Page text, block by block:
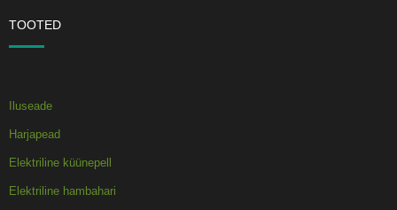
TOOTED
Iluseade
Harjapead
Elektriline küünepell
Elektriline hambahari